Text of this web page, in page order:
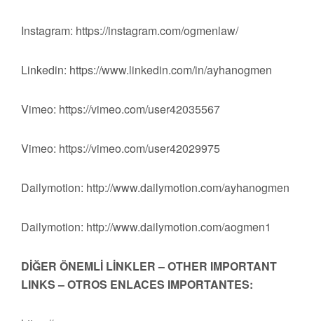
Instagram: https://instagram.com/ogmenlaw/
Linkedin: https://www.linkedin.com/in/ayhanogmen
Vimeo: https://vimeo.com/user42035567
Vimeo: https://vimeo.com/user42029975
Dailymotion: http://www.dailymotion.com/ayhanogmen
Dailymotion: http://www.dailymotion.com/aogmen1
DİĞER ÖNEMLİ LİNKLER – OTHER IMPORTANT
LINKS – OTROS ENLACES IMPORTANTES: